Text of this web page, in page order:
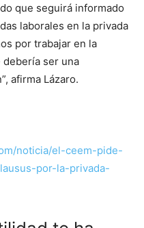
que seguirá informado
laborales en la privada
por trabajar en la
debería ser una
afirma Lázaro.
noticia/el-ceem-pide-
por-la-privada-